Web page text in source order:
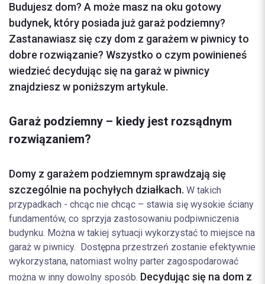
Budujesz dom? A może masz na oku gotowy
budynek, który posiada już garaż podziemny?
Zastanawiasz się czy dom z garażem w piwnicy to
dobre rozwiązanie? Wszystko o czym powinieneś
wiedzieć decydując się na garaż w piwnicy
znajdziesz w poniższym artykule.
Garaż podziemny – kiedy jest rozsądnym
rozwiązaniem?
Domy z garażem podziemnym sprawdzają się
szczególnie na pochyłych działkach. W takich
przypadkach - chcąc nie chcąc – stawia się wysokie ściany
fundamentów, co sprzyja zastosowaniu podpiwniczenia
budynku. Można w takiej sytuacji wykorzystać to miejsce na
garaż w piwnicy. Dostępna przestrzeń zostanie efektywnie
wykorzystana, natomiast wolny parter zagospodarować
można w inny dowolny sposób. Decydując się na dom z